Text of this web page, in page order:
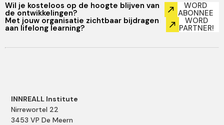
Wil je kosteloos op de hoogte blijven van
de ontwikkelingen?
WORD
ABONNEE
Met jouw organisatie zichtbaar bijdragen
aan lifelong learning?
WORD
PARTNER!
INNREALL Institute
Nirrewortel 22
3453 VP De Meern